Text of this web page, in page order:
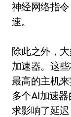
神经网络指令
速。
除此之外，
加速器。这
最高的主机
多个AI加速
求影响了延